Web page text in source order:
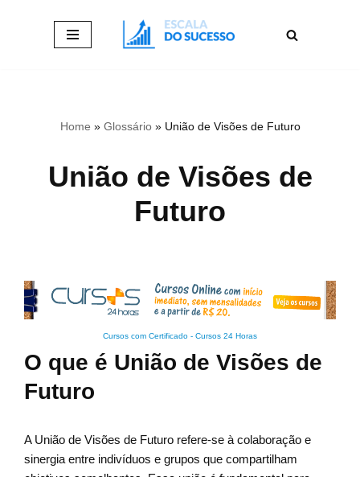
Home » Glossário» União de Visões de Futuro
União de Visões de
Futuro
Cursos com Certificado - Cursos 24 Horas
O que é União de Visões de
Futuro
A União de Visões de Futuro refere-se à colaboração e
sinergia entre indivíduos e grupos que compartilham